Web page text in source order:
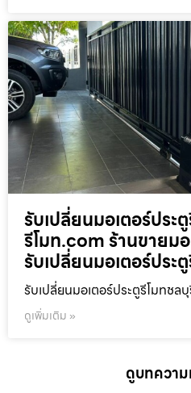
รับเปลี่ยนมอเตอร์ประ
รีโมท.com ร้านขายมอ
รับเปลี่ยนมอเตอร์ประ
รับเปลี่ยนมอเตอร์ประตูรีโมทชล
ดูเพิ่มเติม »
ดูบทควา